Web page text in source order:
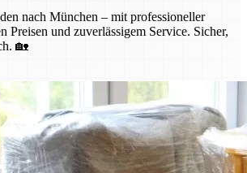
nach München – mit professioneller
Preisen und zuverlässigem Service. Sicher,
🏡